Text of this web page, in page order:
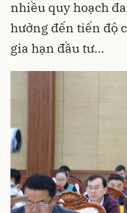
nhiều quy hoạch
hưởng đến tiến độ
gia hạn đầu tư…